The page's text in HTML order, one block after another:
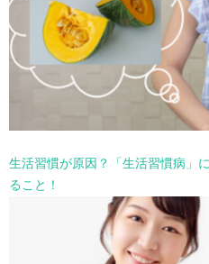
生活習慣が原因？「生活習慣病」
ること！